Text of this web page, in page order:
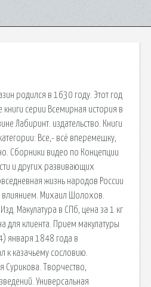
родился в 1630 году. Этот год
книги серии Всемирная история в
Лабиринт. издательство. Книги
Все,- всё вперемешку,
Сборники видео по Концепции
и других развивающих
жизнь народов России
влиянием. Михаил Шолохов.
Макулатура в СПб, цена за 1 кг
для клиента. Прием макулатуры
января 1848 года в
к казачьему сословию.
Сурикова. Творчество,
Универсальная